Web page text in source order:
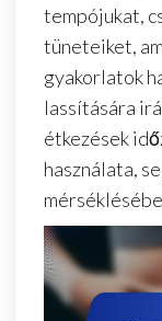
tempójukat,
tüneteiket,
gyakorlatok
lassítására
étkezések
használata,